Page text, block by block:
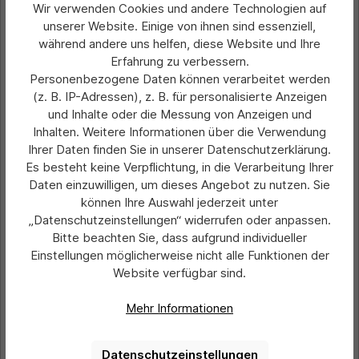
Durchschnittliche Bewertung von 0 von 5 Sternen
Miniletter, Kennzeicheneinleger, 1,5 mm
stark, glänzend oder matt
Preis pro Stück inkl. Druck:
Ab3,63 €*
Preise exkl. MwSt. zzgl. Versandkosten
Details
Produktgalerie überspringen
Ähnliche Artikel
Wir verwenden Cookies und andere Technologien auf
unserer Website. Einige von ihnen sind essenziell,
während andere uns helfen, diese Website und Ihre
Erfahrung zu verbessern.
Personenbezogene Daten können verarbeitet werden
(z. B. IP-Adressen), z. B. für personalisierte Anzeigen
und Inhalte oder die Messung von Anzeigen und
Inhalten. Weitere Informationen über die Verwendung
Ihrer Daten finden Sie in unserer Datenschutzerklärung.
Es besteht keine Verpflichtung, in die Verarbeitung Ihrer
Daten einzuwilligen, um dieses Angebot zu nutzen. Sie
können Ihre Auswahl jederzeit unter
„Datenschutzeinstellungen“ widerrufen oder anpassen.
Bitte beachten Sie, dass aufgrund individueller
Einstellungen möglicherweise nicht alle Funktionen der
Website verfügbar sind.
Mehr Informationen
Datenschutzeinstellungen